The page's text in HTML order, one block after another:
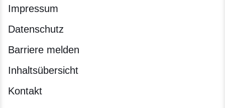
Impressum
Datenschutz
Barriere melden
Inhaltsübersicht
Kontakt